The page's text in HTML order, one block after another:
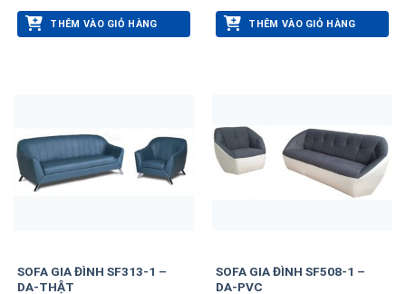
THÊM VÀO GIỎ HÀNG THÊM VÀO GIỎ HÀNG
SOFA GIA ĐÌNH SF313-1 –
DA-THẬT
SOFA GIA ĐÌNH SF508-1 –
DA-PVC